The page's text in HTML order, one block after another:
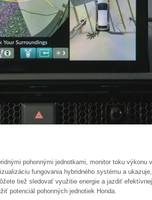
pohonnými jednotkami, monitor toku výkonu
fungovania hybridného systému a
tiež sledovať využitie energie a jazdiť
potenciál pohonných jednotiek Honda.